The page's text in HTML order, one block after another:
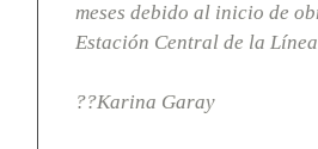
meses debido al inicio de
Estación Central de la
??Karina Garay